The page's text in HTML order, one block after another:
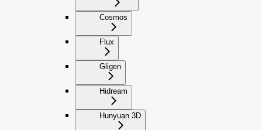
Cosmos
Flux
Gligen
Hidream
Hunyuan 3D